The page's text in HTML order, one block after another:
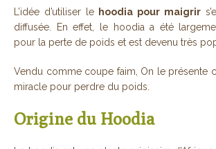
L’idée d’utiliser le hoodia pour maigrir
diffusée. En effet, le hoodia a été
pour la perte de poids et est devenu très
Vendu comme coupe faim, On le présente
miracle pour perdre du poids.
Origine du Hoodia